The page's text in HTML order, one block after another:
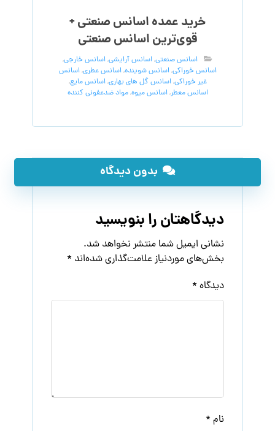
خرید عمده اسانس صنعتی +
قوی‌ترین اسانس‌ صنعتی
اسانس صنعتی,اسانس آرایشی,اسانس خارجی,
اسانس خوراکی,اسانس شوینده,اسانس عطری,اسانس
غیر خوراکی,اسانس گل های بهاری,اسانس مایع,
اسانس معطر,اسانس میوه,مواد ضدعفونی کننده
بدون دیدگاه
دیدگاهتان را بنویسید
نشانی ایمیل شما منتشر نخواهد شد.
بخش‌های موردنیاز علامت‌گذاری شده‌اند *
دیدگاه *
نام *